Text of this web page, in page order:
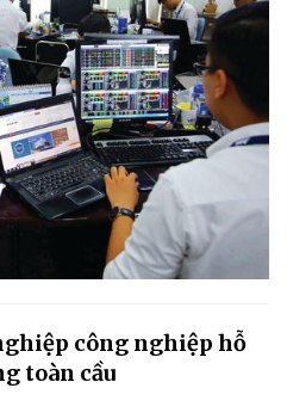
công nghiệp hỗ
toàn cầu